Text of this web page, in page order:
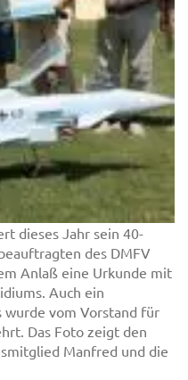
dieses Jahr sein 40-
des DMFV
Anlaß eine Urkunde mit
Auch ein
wurde vom Vorstand für
Das Foto zeigt den
Manfred und die